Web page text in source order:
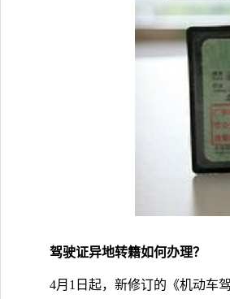
驾驶证异地转籍如何办理？
4月1日起，新修订的《机动车